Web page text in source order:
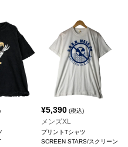
¥5,390 (税込)
メンズXL
プリントTシャツ
SCREEN STARS/スクリーン